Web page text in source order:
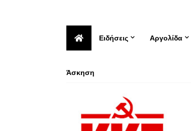
Ειδήσεις Αργολίδα
Άσκηση